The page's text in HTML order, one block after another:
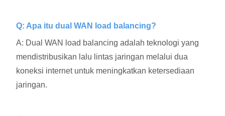
Q: Apa itu dual WAN load balancing?
A: Dual WAN load balancing adalah teknologi yang
mendistribusikan lalu lintas jaringan melalui dua
koneksi internet untuk meningkatkan ketersediaan
jaringan.